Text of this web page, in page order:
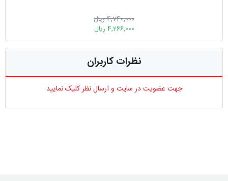
4,740,000 ریال
4,266,000 ریال
نظرات کاربران
جهت عضویت در سایت و ارسال نظر کلیک نمایید